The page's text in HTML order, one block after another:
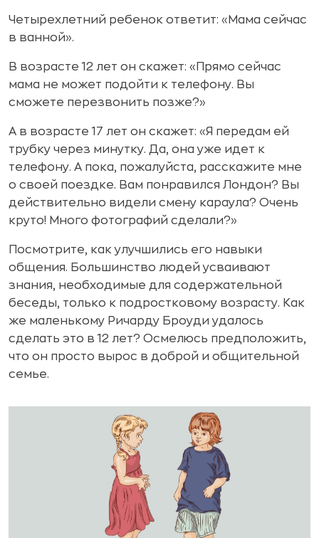
Четырехлетний ребенок ответит: «Мама сейчас
в ванной».
В возрасте 12 лет он скажет: «Прямо сейчас
мама не может подойти к телефону. Вы
сможете перезвонить позже?»
А в возрасте 17 лет он скажет: «Я передам ей
трубку через минутку. Да, она уже идет к
телефону. А пока, пожалуйста, расскажите мне
о своей поездке. Вам понравился Лондон? Вы
действительно видели смену караула? Очень
круто! Много фотографий сделали?»
Посмотрите, как улучшились его навыки
общения. Большинство людей усваивают
знания, необходимые для содержательной
беседы, только к подростковому возрасту. Как
же маленькому Ричарду Броуди удалось
сделать это в 12 лет? Осмелюсь предположить,
что он просто вырос в доброй и общительной
семье.